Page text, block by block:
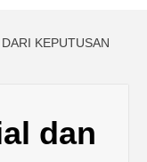
KEPUTUSAN
dan